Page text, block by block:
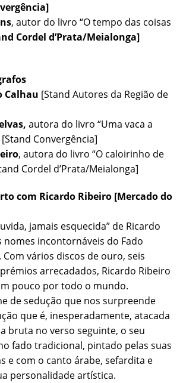
, autor do livro “O tempo das coisas
Cordel d’Prata/Meialonga]
Calhau [Stand Autores da Região de
autora do livro “Uma vaca a
Convergência]
, autora do livro “O caloirinho de
Cordel d’Prata/Meialonga]
com Ricardo Ribeiro [Mercado do
jamais esquecida” de Ricardo
nomes incontornáveis do Fado
vários discos de ouro, seis
arrecadados, Ricardo Ribeiro
pouco por todo o mundo.
de sedução que nos surpreende
que é, inesperadamente, atacada
bruta no verso seguinte, o seu
fado tradicional, pintado pelas suas
e com o canto árabe, sefardita e
personalidade artística.